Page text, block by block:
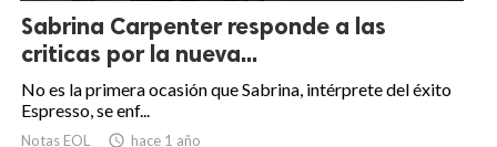
Sabrina Carpenter responde a las
criticas por la nueva...
No es la primera ocasión que Sabrina, intérprete del éxito
Espresso, se enf...
Notas EOL  hace 1 año